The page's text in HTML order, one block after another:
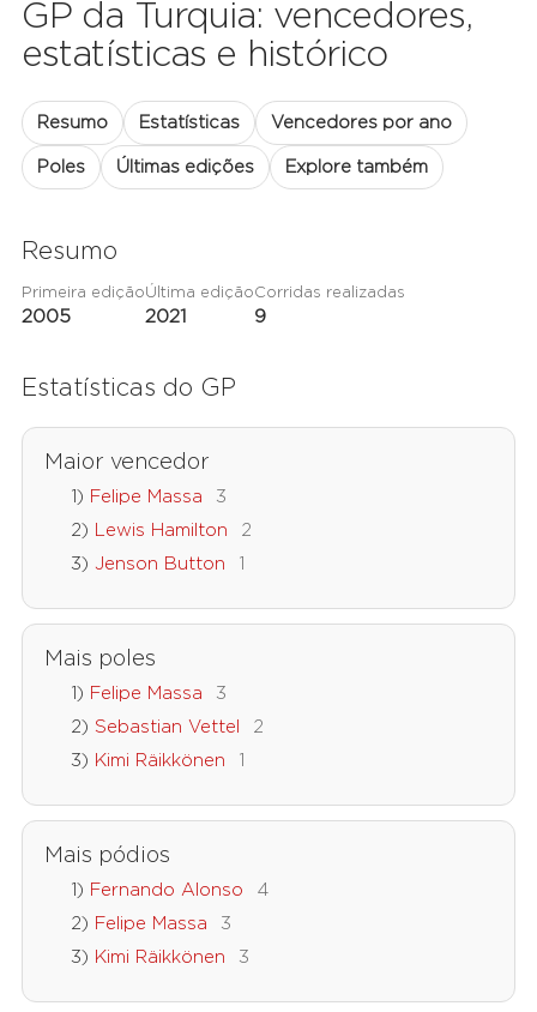
GP da Turquia: vencedores,
estatísticas e histórico
Resumo Estatísticas Vencedores por ano
Poles Últimas edições Explore também
Resumo
Primeira edição
2005
Última edição
2021
Corridas realizadas
9
Estatísticas do GP
Maior vencedor
Felipe Massa
3
Lewis Hamilton
2
Jenson Button
1
Mais poles
Felipe Massa
3
Sebastian Vettel
2
Kimi Räikkönen
1
Mais pódios
Fernando Alonso
4
Felipe Massa
3
Kimi Räikkönen
3